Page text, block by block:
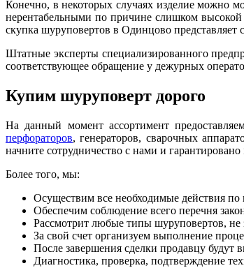
Конечно, в некоторых случаях изделие можно
нерентабельными по причине слишком высокой
скупка шуруповертов в Одинцово
Штатные эксперты специализированного
соответствующее обращение у дежурных
Купим шуруповерт дорого
На данный момент ассортимент
перфораторов, генераторов, сварочных
начните сотрудничество с нами и
Более того, мы:
Осуществим все необходимые действия
Обеспечим соблюдение всего перечня
Рассмотрит любые типы шуруповертов, не
За свой счет организуем выполнение
После завершения сделки продавцу будут
Диагностика, проверка, подтверждение